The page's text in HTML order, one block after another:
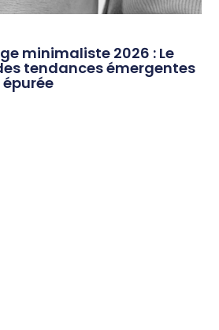
minimaliste 2026 : Le
tendances émergentes